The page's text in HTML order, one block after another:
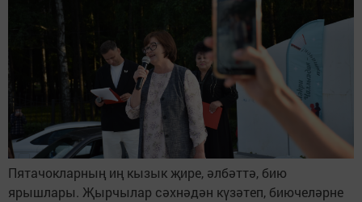
Пятачокларның иң кызык җире, әлбәттә, бию
ярышлары. Җырчылар сәхнәдән күзәтеп, биючеләрне